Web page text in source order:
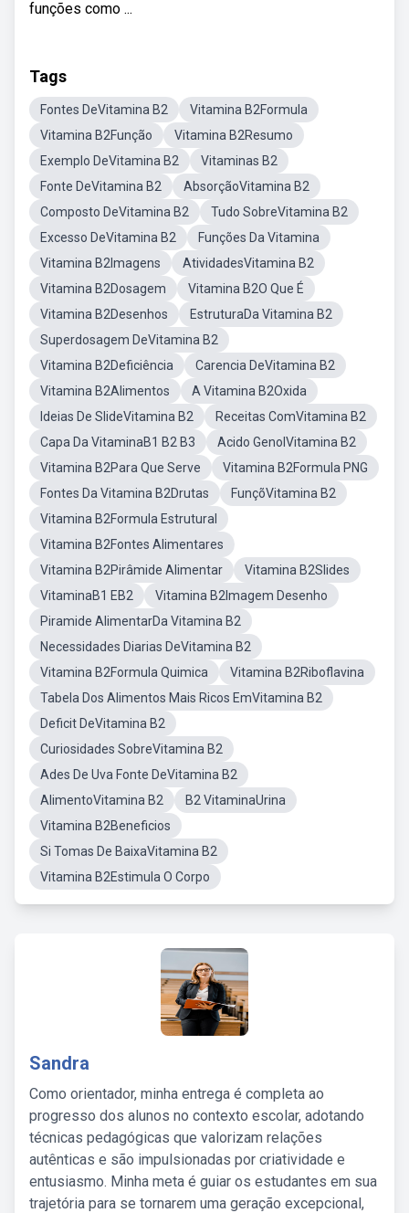
funções como ...
Tags
Fontes DeVitamina B2
Vitamina B2Formula
Vitamina B2Função
Vitamina B2Resumo
Exemplo DeVitamina B2
Vitaminas B2
Fonte DeVitamina B2
AbsorçãoVitamina B2
Composto DeVitamina B2
Tudo SobreVitamina B2
Excesso DeVitamina B2
Funções Da Vitamina
Vitamina B2Imagens
AtividadesVitamina B2
Vitamina B2Dosagem
Vitamina B2O Que É
Vitamina B2Desenhos
EstruturaDa Vitamina B2
Superdosagem DeVitamina B2
Vitamina B2Deficiência
Carencia DeVitamina B2
Vitamina B2Alimentos
A Vitamina B2Oxida
Ideias De SlideVitamina B2
Receitas ComVitamina B2
Capa Da VitaminaB1 B2 B3
Acido GenolVitamina B2
Vitamina B2Para Que Serve
Vitamina B2Formula PNG
Fontes Da Vitamina B2Drutas
FunçõVitamina B2
Vitamina B2Formula Estrutural
Vitamina B2Fontes Alimentares
Vitamina B2Pirâmide Alimentar
Vitamina B2Slides
VitaminaB1 EB2
Vitamina B2Imagem Desenho
Piramide AlimentarDa Vitamina B2
Necessidades Diarias DeVitamina B2
Vitamina B2Formula Quimica
Vitamina B2Riboflavina
Tabela Dos Alimentos Mais Ricos EmVitamina B2
Deficit DeVitamina B2
Curiosidades SobreVitamina B2
Ades De Uva Fonte DeVitamina B2
AlimentoVitamina B2
B2 VitaminaUrina
Vitamina B2Beneficios
Si Tomas De BaixaVitamina B2
Vitamina B2Estimula O Corpo
Sandra
Como orientador, minha entrega é completa ao
progresso dos alunos no contexto escolar, adotando
técnicas pedagógicas que valorizam relações
autênticas e são impulsionadas por criatividade e
entusiasmo. Minha meta é guiar os estudantes em sua
trajetória para se tornarem uma geração excepcional,